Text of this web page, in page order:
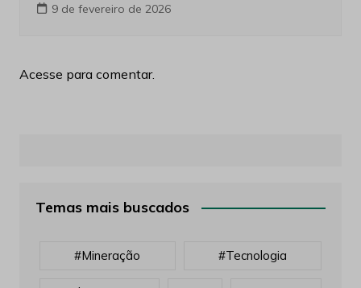
9 de fevereiro de 2026
Acesse para comentar.
Temas mais buscados
#mineração #tecnologia